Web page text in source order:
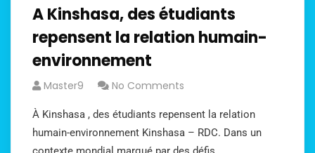
A Kinshasa, des étudiants
repensent la relation humain-
environnement
Master9 No Comments
À Kinshasa , des étudiants repensent la relation
humain-environnement Kinshasa – RDC. Dans un